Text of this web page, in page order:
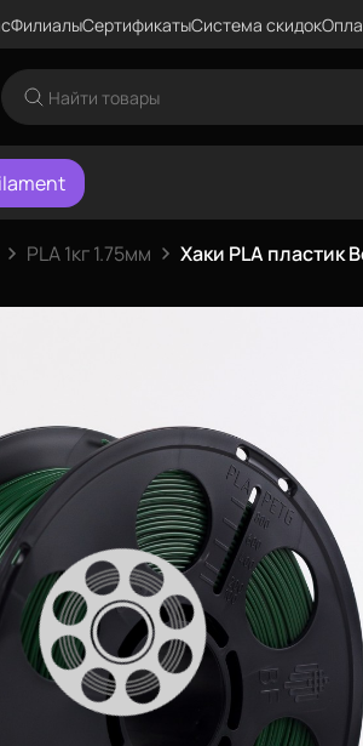
ФилиалыСертификатыСистема скидок
PLA 1кг 1.75мм Хаки PLA пластик